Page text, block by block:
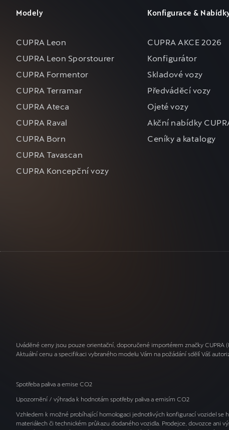
Modely
CUPRA Leon
CUPRA Leon Sporstourer
CUPRA Formentor
CUPRA Terramar
CUPRA Ateca
CUPRA Raval
CUPRA Born
CUPRA Tavascan
CUPRA Koncepční vozy
Konfigurace &
CUPRA AKCE 2026
Konfigurátor
Skladové vozy
Předváděcí vozy
Ojeté vozy
Akční nabídky
Ceníky a katalogy
Uváděné ceny jsou pouze orientační, doporučené importérem značky CUPRA
Aktuální cenu a specifikaci vybraného modelu Vám na požádání sdělí Váš
Spotřeba paliva a emise CO2
Upozornění / výhrada k hodnotám spotřeby paliva a emisím CO2
Vzhledem k možné probíhající homologaci jednotlivých konfigurací vozidel
materiálech či technickém průkazu dodaného vozidla. Prodejce, dovozce ani